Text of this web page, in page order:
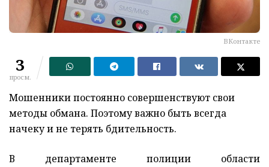
ВКонтакте
3
просм.
Мошенники постоянно совершенствуют свои
методы обмана. Поэтому важно быть всегда
начеку и не терять бдительность.
В департаменте полиции области